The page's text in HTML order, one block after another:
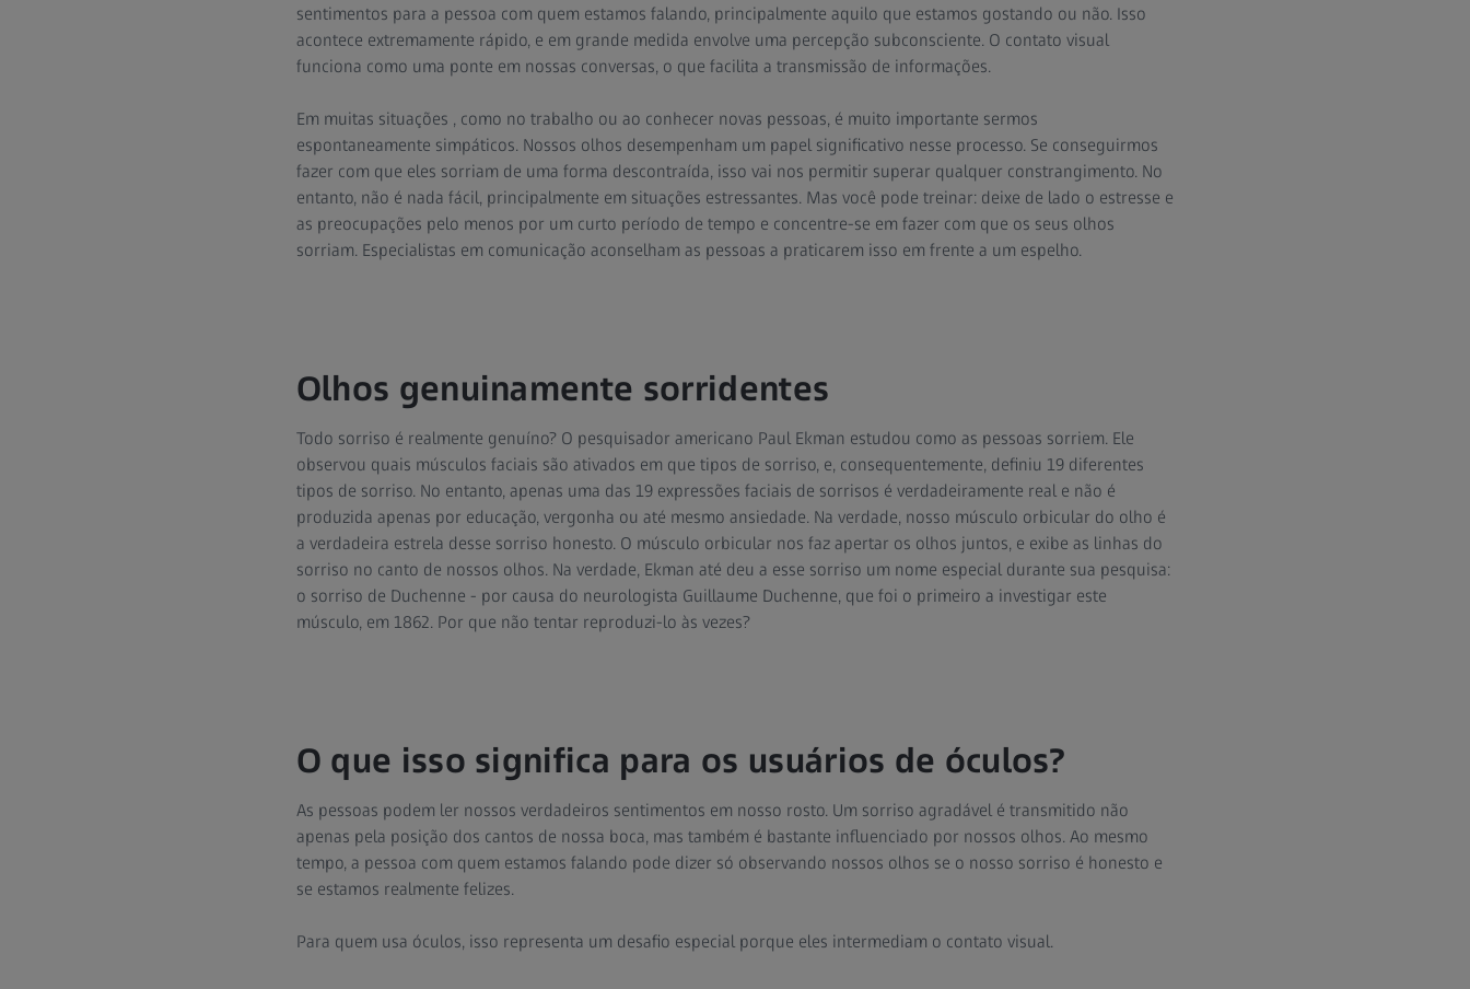
sentimentos para a pessoa com quem estamos falando, principalmente aquilo que estamos gostando ou não. Isso
acontece extremamente rápido, e em grande medida envolve uma percepção subconsciente. O contato visual
funciona como uma ponte em nossas conversas, o que facilita a transmissão de informações.
Em muitas situações , como no trabalho ou ao conhecer novas pessoas, é muito importante sermos
espontaneamente simpáticos. Nossos olhos desempenham um papel significativo nesse processo. Se conseguirmos
fazer com que eles sorriam de uma forma descontraída, isso vai nos permitir superar qualquer constrangimento. No
entanto, não é nada fácil, principalmente em situações estressantes. Mas você pode treinar: deixe de lado o estresse e
as preocupações pelo menos por um curto período de tempo e concentre-se em fazer com que os seus olhos
sorriam. Especialistas em comunicação aconselham as pessoas a praticarem isso em frente a um espelho.
Olhos genuinamente sorridentes
Todo sorriso é realmente genuíno? O pesquisador americano Paul Ekman estudou como as pessoas sorriem. Ele
observou quais músculos faciais são ativados em que tipos de sorriso, e, consequentemente, definiu 19 diferentes
tipos de sorriso. No entanto, apenas uma das 19 expressões faciais de sorrisos é verdadeiramente real e não é
produzida apenas por educação, vergonha ou até mesmo ansiedade. Na verdade, nosso músculo orbicular do olho é
a verdadeira estrela desse sorriso honesto. O músculo orbicular nos faz apertar os olhos juntos, e exibe as linhas do
sorriso no canto de nossos olhos. Na verdade, Ekman até deu a esse sorriso um nome especial durante sua pesquisa:
o sorriso de Duchenne - por causa do neurologista Guillaume Duchenne, que foi o primeiro a investigar este
músculo, em 1862. Por que não tentar reproduzi-lo às vezes?
O que isso significa para os usuários de óculos?
As pessoas podem ler nossos verdadeiros sentimentos em nosso rosto. Um sorriso agradável é transmitido não
apenas pela posição dos cantos de nossa boca, mas também é bastante influenciado por nossos olhos. Ao mesmo
tempo, a pessoa com quem estamos falando pode dizer só observando nossos olhos se o nosso sorriso é honesto e
se estamos realmente felizes.
Para quem usa óculos, isso representa um desafio especial porque eles intermediam o contato visual.